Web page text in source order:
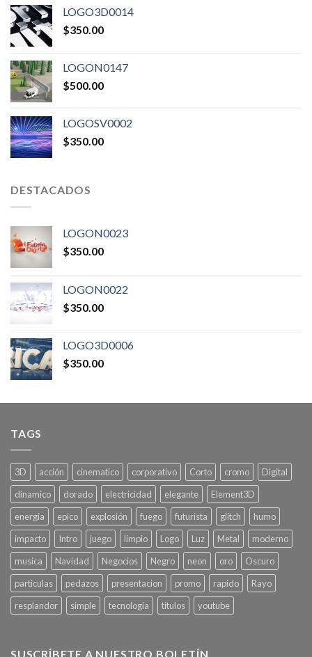
LOGO3D0014
$350.00
LOGON0147
$500.00
LOGOSV0002
$350.00
DESTACADOS
LOGON0023
$350.00
LOGON0022
$350.00
LOGO3D0006
$350.00
TAGS
3D acción cinematico corporativo Corto cromo
Digital
dinamico
dorado electricidad elegante
Element3D
energia
epico explosión fuego futurista glitch
humo
impacto
Intro juego limpio Logo Luz Metal
moderno
musica
Navidad Negocios Negro neon oro
Oscuro
particulas
pedazos presentacion promo rapido
Rayo
resplandor
simple tecnologia titulos youtube
SUSCRÍBETE A NUESTRO BOLETÍN